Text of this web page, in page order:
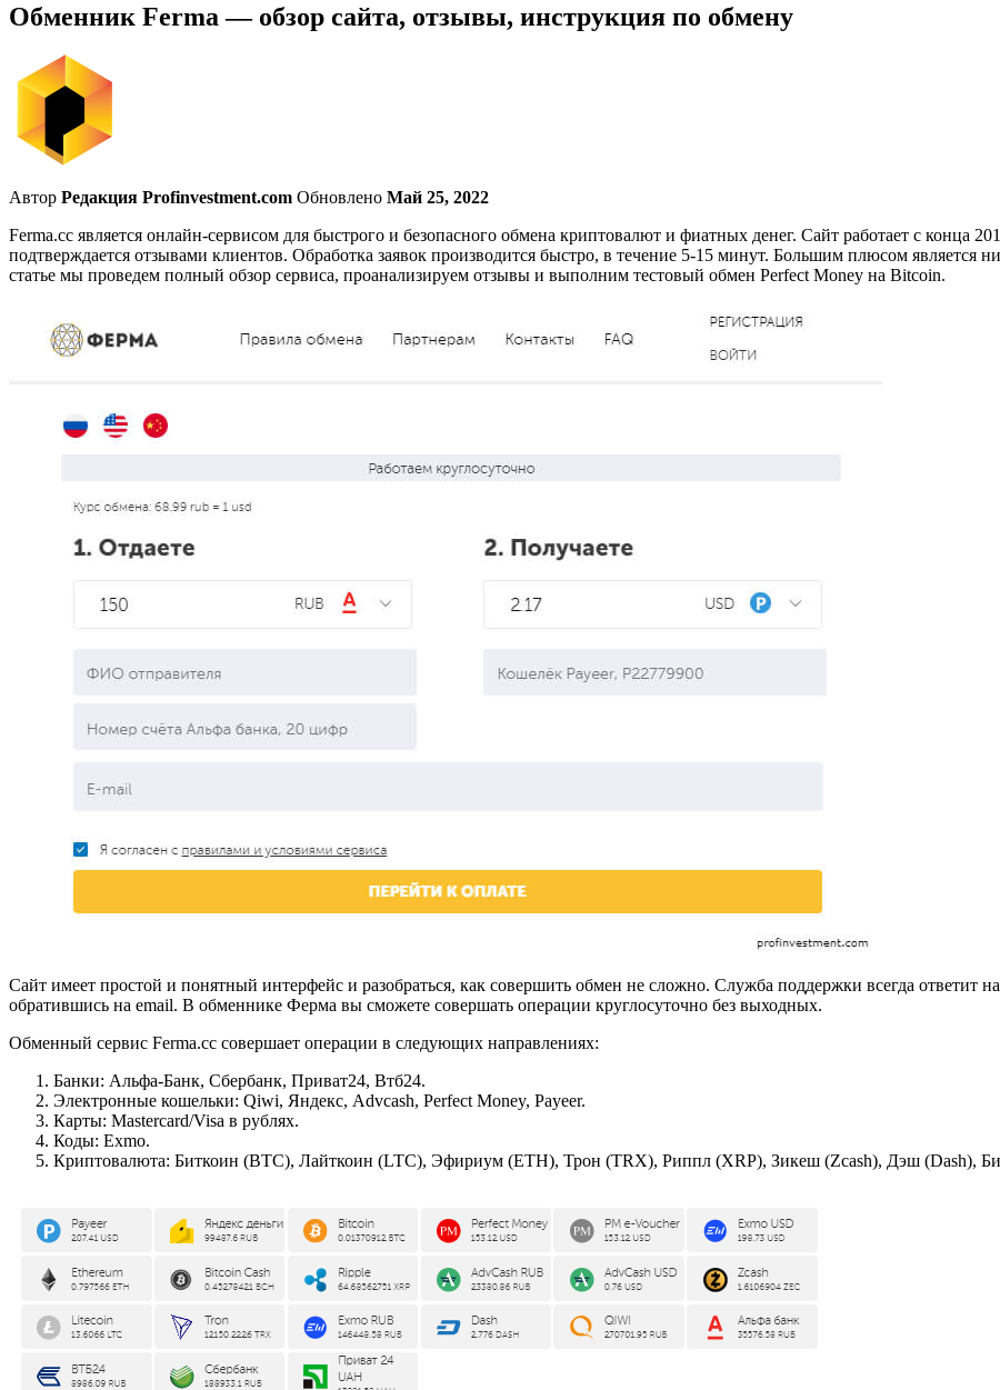
Обменник Ferma — обзор сайта, отзывы, инструкция по обмену
Автор Редакция Profinvestment.com Обновлено Май 25, 2022
Ferma.cc является онлайн-сервисом для быстрого и безопасного обмена криптовалют и фиатных денег. Сайт работает с конца
подтверждается отзывами клиентов. Обработка заявок производится быстро, в течение 5-15 минут. Большим плюсом
статье мы проведем полный обзор сервиса, проанализируем отзывы и выполним тестовый обмен Perfect Money на Bitcoin.
Сайт имеет простой и понятный интерфейс и разобраться, как совершить обмен не сложно. Служба поддержки всегда
обратившись на email. В обменнике Ферма вы сможете совершать операции круглосуточно без выходных.
Обменный сервис Ferma.cc совершает операции в следующих направлениях:
Банки: Альфа-Банк, Сбербанк, Приват24, Втб24.
Электронные кошельки: Qiwi, Яндекс, Advcash, Perfect Money, Payeer.
Карты: Mastercard/Visa в рублях.
Коды: Exmo.
Криптовалюта: Биткоин (BTC), Лайткоин (LTC), Эфириум (ETH), Трон (TRX), Риппл (XRP), Зикеш (Zcash), Дэш (Dash),